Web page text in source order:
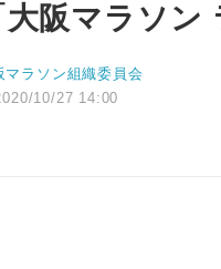
大阪マラソ
マラソン組織委員会
10/27 14:00